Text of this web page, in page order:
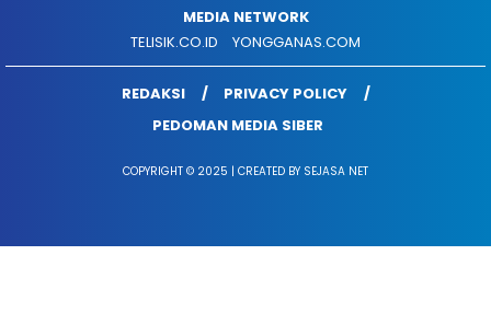
MEDIA NETWORK
TELISIK.CO.ID
YONGGANAS.COM
REDAKSI
PRIVACY POLICY
PEDOMAN MEDIA SIBER
COPYRIGHT © 2025 | CREATED BY SEJASA NET